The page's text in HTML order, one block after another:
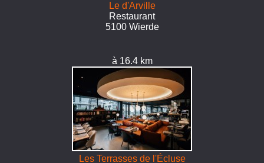
Le d'Arville
Restaurant
5100 Wierde
à 16.4 km
Les Terrasses de l'Écluse